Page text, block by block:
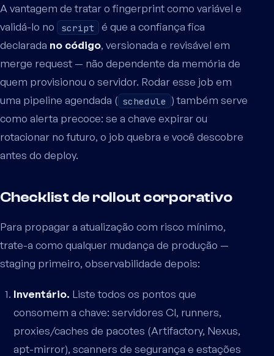
A vantagem de tratar o fingerprint como variável e
validá-lo no
script
é que a confiança fica
declarada no código, versionada e revisável em
merge request — não dependente da memória de
quem provisionou o servidor. Rodar esse job em
uma pipeline agendada ( schedule ) também serve
como alerta precoce: se a chave expirar ou
rotacionar no futuro, o job quebra e você descobre
antes do deploy.
Checklist de rollout corporativo
Para propagar a atualização com risco mínimo,
trate-a como qualquer mudança de produção —
staging primeiro, observabilidade depois:
Inventário. Liste todos os pontos que
consomem a chave: servidores CI, runners,
proxies/caches de pacotes (Artifactory, Nexus,
apt-mirror), scanners de segurança e estações